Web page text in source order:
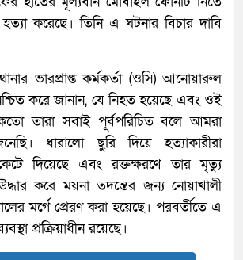
করেছে। তিনি এ ঘটনার বিচার দাবি
ভারপ্রাপ্ত কর্মকর্তা (ওসি) আনোয়ারুল
করে জানান, যে নিহত হয়েছে এবং ওই
তারা সবাই পূর্বপরিচিত বলে আমরা
ধারালো ছুরি দিয়ে হত্যাকারীরা
দিয়েছে এবং রক্তক্ষরণে তার মৃত্যু
করে ময়না তদন্তের জন্য নোয়াখালী
মর্গে প্রেরণ করা হয়েছে। পরবর্তীতে এ
প্রক্রিয়াধীন রয়েছে।